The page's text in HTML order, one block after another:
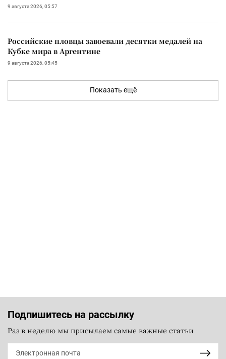
9 августа 2026, 05:57
Российские пловцы завоевали десятки медалей на
Кубке мира в Аргентине
9 августа 2026, 05:45
Показать ещё
Подпишитесь на рассылку
Раз в неделю мы присылаем самые важные статьи